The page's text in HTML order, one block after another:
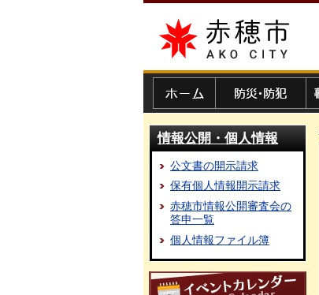
赤穂市
情報公開・個人情報
公文書の開示請求
保有個人情報開示請求
赤穂市情報公開審査会の
答申一覧
個人情報ファイル簿